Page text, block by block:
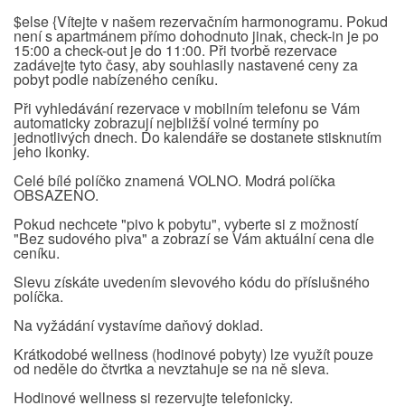
$else {Vítejte v našem rezervačním harmonogramu. Pokud
není s apartmánem přímo dohodnuto jinak, check-in je po
15:00 a check-out je do 11:00. Při tvorbě rezervace
zadávejte tyto časy, aby souhlasily nastavené ceny za
pobyt podle nabízeného ceníku.
Při vyhledávání rezervace v mobilním telefonu se Vám
automaticky zobrazují nejbližší volné termíny po
jednotlivých dnech. Do kalendáře se dostanete stisknutím
jeho ikonky.
Celé bílé políčko znamená VOLNO. Modrá políčka
OBSAZENO.
Pokud nechcete "pivo k pobytu", vyberte si z možností
"Bez sudového piva" a zobrazí se Vám aktuální cena dle
ceníku.
Slevu získáte uvedením slevového kódu do příslušného
políčka.
Na vyžádání vystavíme daňový doklad.
Krátkodobé wellness (hodinové pobyty) lze využít pouze
od neděle do čtvrtka a nevztahuje se na ně sleva.
Hodinové wellness si rezervujte telefonicky.